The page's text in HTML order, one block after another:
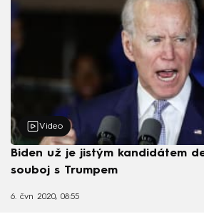
Video
Biden už je jistým kandidátem
souboj s Trumpem
6. čvn 2020, 08:55